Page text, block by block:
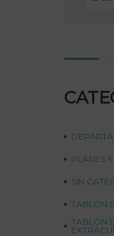
PLANES
SIN
TABLÓN
TABLÓN